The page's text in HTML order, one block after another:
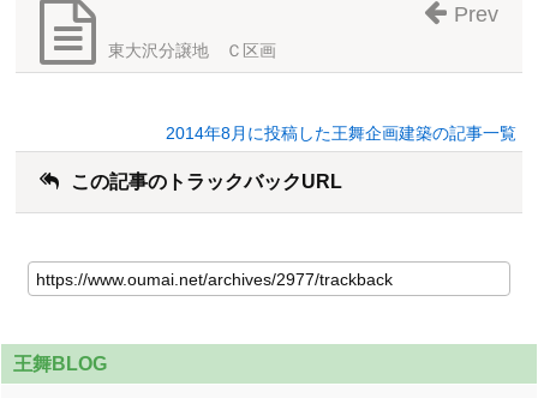
東大沢分譲地 Ｃ区画
Prev
2014年8月に投稿した王舞企画建築の記事一覧
この記事のトラックバックURL
王舞BLOG